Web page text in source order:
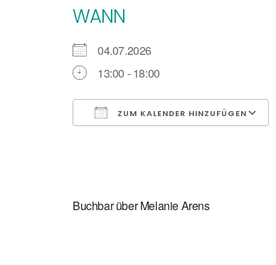
WANN
04.07.2026
13:00 - 18:00
ZUM KALENDER HINZUFÜGEN
Buchbar über Melanie Arens